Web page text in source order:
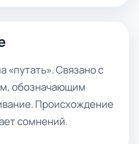
«путать». Связано с
обозначающим
Происхождение
сомнений.